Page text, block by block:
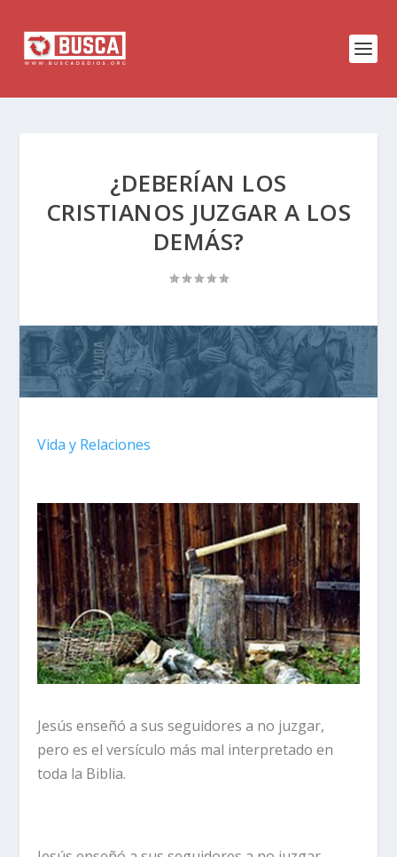
¿DEBERÍAN LOS
CRISTIANOS JUZGAR A LOS
DEMÁS?
Vida y Relaciones
Jesús enseñó a sus seguidores a no juzgar,
pero es el versículo más mal interpretado en
toda la Biblia.